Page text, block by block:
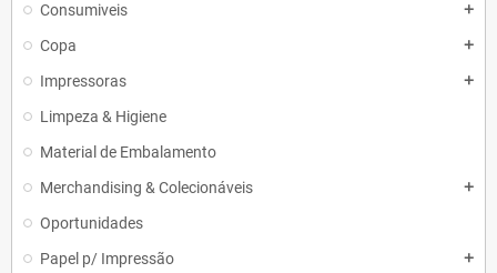
Consumiveis add
Copa add
Impressoras add
Limpeza & Higiene
Material de Embalamento
Merchandising & Colecionáveis
add
Oportunidades
Papel p/ Impressão
add